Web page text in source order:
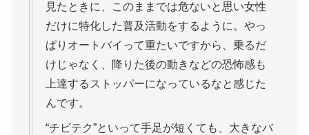
見たときに、このままでは危ないと思い女性
だけに特化した普及活動をするように。やっ
ぱりオートバイって重たいですから、乗るだ
けじゃなく、降りた後の動きなどの恐怖感も
上達するストッパーになっているなと感じた
んです。
“チビテク”といって手足が短くても、大きなバ